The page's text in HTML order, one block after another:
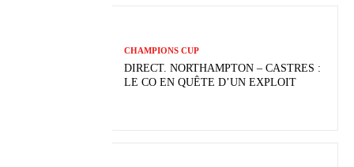
CHAMPIONS CUP
DIRECT. NORTHAMPTON – CASTRES :
LE CO EN QUÊTE D’UN EXPLOIT